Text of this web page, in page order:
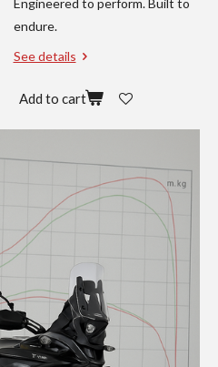
Engineered to perform. Built to
endure.
See details
Add to cart